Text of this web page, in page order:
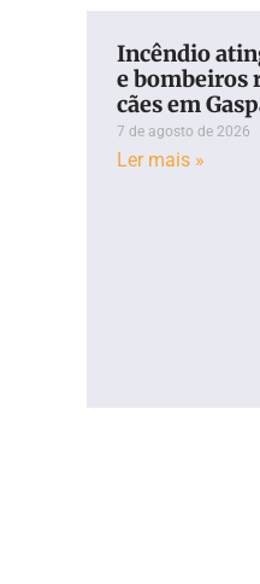
Incêndio
e bombeiros
cães em
7 de agosto de 2026
Ler mais »